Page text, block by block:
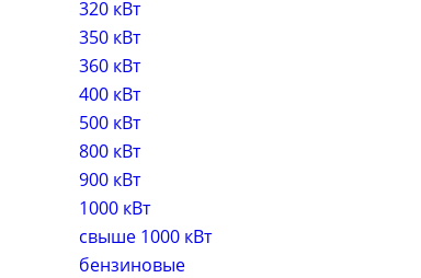
320 кВт
350 кВт
360 кВт
400 кВт
500 кВт
800 кВт
900 кВт
1000 кВт
свыше 1000 кВт
бензиновые